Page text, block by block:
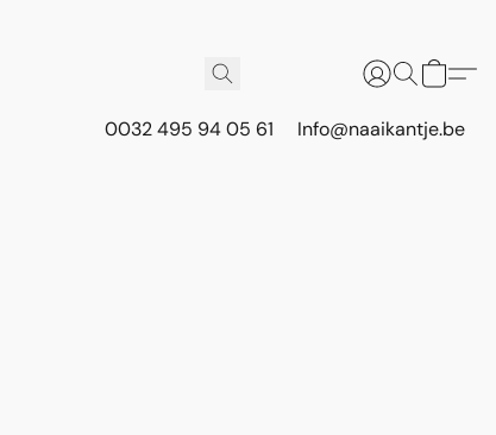
0032 495 94 05 61 Info@naaikantje.be